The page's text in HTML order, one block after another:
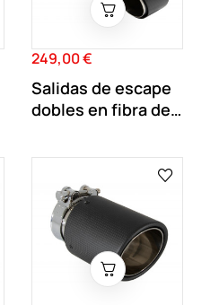
Precio
249,00 €
Salidas de escape
dobles en fibra de